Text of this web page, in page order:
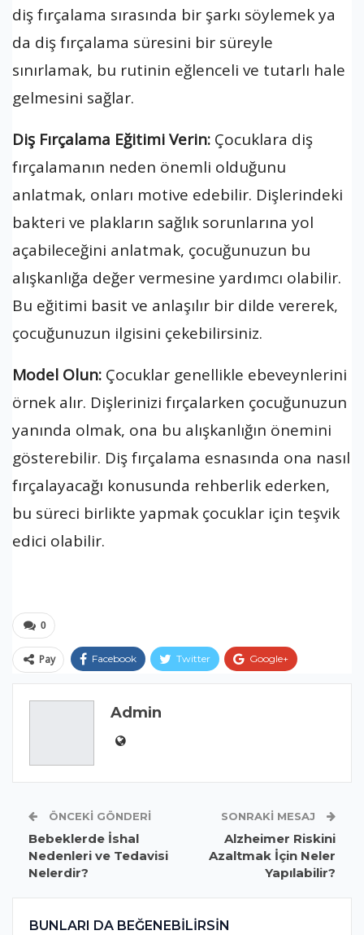
diş fırçalama sırasında bir şarkı söylemek ya
da diş fırçalama süresini bir süreyle
sınırlamak, bu rutinin eğlenceli ve tutarlı hale
gelmesini sağlar.
Diş Fırçalama Eğitimi Verin: Çocuklara diş
fırçalamanın neden önemli olduğunu
anlatmak, onları motive edebilir. Dişlerindeki
bakteri ve plakların sağlık sorunlarına yol
açabileceğini anlatmak, çocuğunuzun bu
alışkanlığa değer vermesine yardımcı olabilir.
Bu eğitimi basit ve anlaşılır bir dilde vererek,
çocuğunuzun ilgisini çekebilirsiniz.
Model Olun: Çocuklar genellikle ebeveynlerini
örnek alır. Dişlerinizi fırçalarken çocuğunuzun
yanında olmak, ona bu alışkanlığın önemini
gösterebilir. Diş fırçalama esnasında ona nasıl
fırçalayacağı konusunda rehberlik ederken,
bu süreci birlikte yapmak çocuklar için teşvik
edici olabilir.
0
Pay Facebook Twitter Google+
Admin
ÖNCEKI GÖNDERI
Bebeklerde İshal
Nedenleri ve Tedavisi
Nelerdir?
SONRAKI MESAJ
Alzheimer Riskini
Azaltmak İçin Neler
Yapılabilir?
BUNLARI DA BEĞENEBILIRSIN